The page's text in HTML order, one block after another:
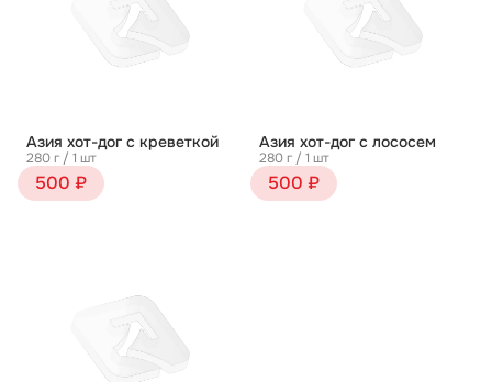
Азия хот-дог с креветкой
280 г / 1 шт
500 ₽
Азия хот-дог с лососем
280 г / 1 шт
500 ₽